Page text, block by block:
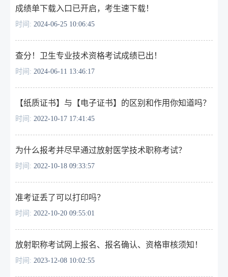
成绩单下载入口已开启，考生速下载！
时间: 2024-06-25 10:06:45
查分！卫生专业技术资格考试成绩已出！
时间: 2024-06-11 13:46:17
【纸质证书】与【电子证书】的区别和作用你知道吗？
时间: 2022-10-17 17:41:45
为什么报考并尽早通过放射医学技术职称考试？
时间: 2022-10-18 09:33:57
准考证丢了可以打印吗？
时间: 2022-10-20 09:55:01
放射职称考试网上报名、报名确认、资格审核须知！
时间: 2023-12-08 10:02:55